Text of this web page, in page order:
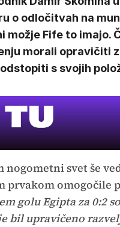
o odločitvah na
možje Fife to imajo.
morali opravičiti
s svojih
svet še
prvakom omogočile
golu Egipta za 0:2
bil upravičeno